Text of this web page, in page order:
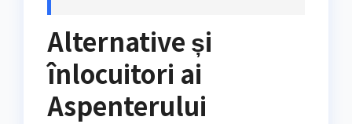
Alternative și
înlocuitori ai
Aspenterului